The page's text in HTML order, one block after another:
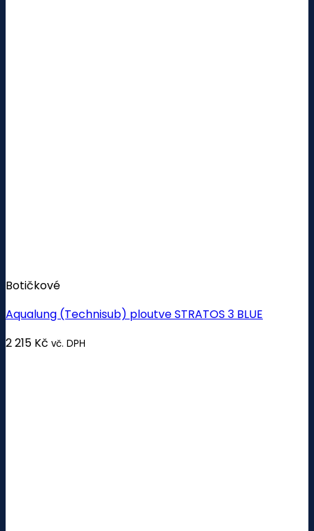
Botičkové
Aqualung (Technisub) ploutve STRATOS 3 BLUE
2 215 Kč vč. DPH